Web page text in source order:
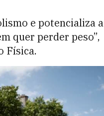
e potencializa a
quer perder peso”,
Física.